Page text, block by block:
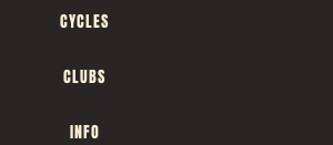
CYCLES
CLUBS
INFO